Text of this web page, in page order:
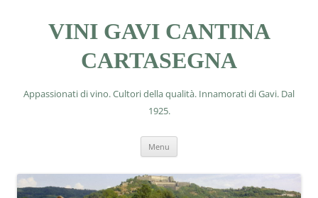
VINI GAVI CANTINA
CARTASEGNA
Appassionati di vino. Cultori della qualità. Innamorati di Gavi. Dal
1925.
Menu